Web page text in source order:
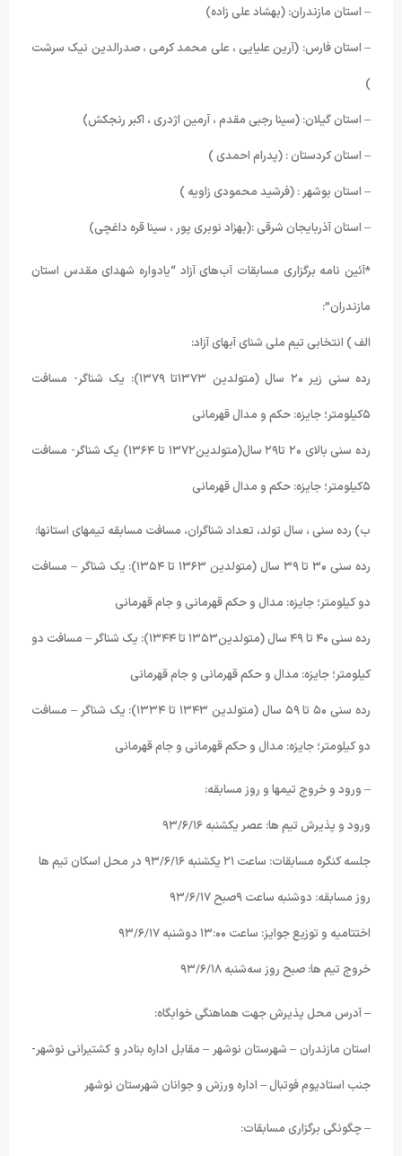
– استان مازندران: (بهشاد علی زاده)
– استان فارس: (آرین علیایی ، علی محمد کرمی ، صدرالدین نیک سرشت
)
– استان گیلان: (سینا رجبی مقدم ، آرمین اژدری ، اکبر رنجکش)
– استان کردستان : (پدرام احمدی )
– استان بوشهر : (فرشید محمودی زاویه )
– استان آذربایجان شرقی :(بهزاد نوبری پور ، سینا قره داغچی)
*آئین نامه برگزاری مسابقات آب‌های آزاد “یادواره شهدای مقدس استان
مازندران”:
الف ) انتخابی تیم ملی شنای آبهای آزاد:
رده سنی زیر ۲۰ سال (متولدین ۱۳۷۳تا ۱۳۷۹): یک شناگر- مسافت
۵کیلومتر؛ جایزه: حکم و مدال قهرمانی
رده سنی بالای ۲۰ تا۲۹ سال(متولدین۱۳۷۲ تا ۱۳۶۴) یک شناگر- مسافت
۵کیلومتر؛ جایزه: حکم و مدال قهرمانی
ب) رده سنی ، سال تولد، تعداد شناگران، مسافت مسابقه تیمهای استانها:
رده سنی ۳۰ تا ۳۹ سال (متولدین ۱۳۶۳ تا ۱۳۵۴): یک شناگر – مسافت
دو کیلومتر؛ جایزه: مدال و حکم قهرمانی و جام قهرمانی
رده سنی ۴۰ تا ۴۹ سال (متولدین۱۳۵۳ تا ۱۳۴۴): یک شناگر – مسافت دو
کیلومتر؛ جایزه: مدال و حکم قهرمانی و جام قهرمانی
رده سنی ۵۰ تا ۵۹ سال (متولدین ۱۳۴۳ تا ۱۳۳۴): یک شناگر – مسافت
دو کیلومتر؛ جایزه: مدال و حکم قهرمانی و جام قهرمانی
– ورود و خروج تیمها و روز مسابقه:
ورود و پذیرش تیم ها: عصر یکشنبه ۹۳/۶/۱۶
جلسه کنگره مسابقات: ساعت ۲۱ یکشنبه ۹۳/۶/۱۶ در محل اسکان تیم ها
روز مسابقه: دوشنبه ساعت ۹صبح ۹۳/۶/۱۷
اختتامیه و توزیع جوایز: ساعت ۱۳:۰۰ دوشنبه ۹۳/۶/۱۷
خروج تیم ها: صبح روز سه‌شنبه ۹۳/۶/۱۸
– آدرس محل پذیرش جهت هماهنگی خوابگاه:
استان مازندران – شهرستان نوشهر – مقابل اداره بنادر و کشتیرانی نوشهر-
جنب استادیوم فوتبال – اداره ورزش و جوانان شهرستان نوشهر
– چگونگی برگزاری مسابقات: